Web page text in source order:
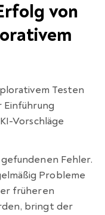
von
Testen
Einführung
Vorschläge
Fehler.
Probleme
früheren
bringt der